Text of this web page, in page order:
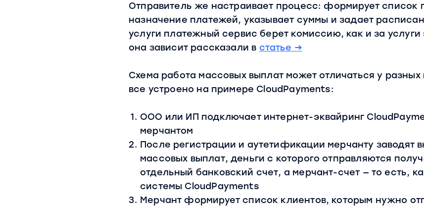
Отправитель же настраивает процесс: формирует список
назначение платежей, указывает суммы и задает
услуги платежный сервис берет комиссию, как и за услуги
она зависит рассказали в статье →
Схема работа массовых выплат может отличаться у
все устроено на примере CloudPayments:
ООО или ИП подключает интернет-эквайринг
мерчантом
После регистрации и аутетификации мерчанту заводят
массовых выплат, деньги с которого отправляются
отдельный банковский счет, а мерчант-счет — то есть,
системы CloudPayments
Мерчант формирует список клиентов, которым нужно